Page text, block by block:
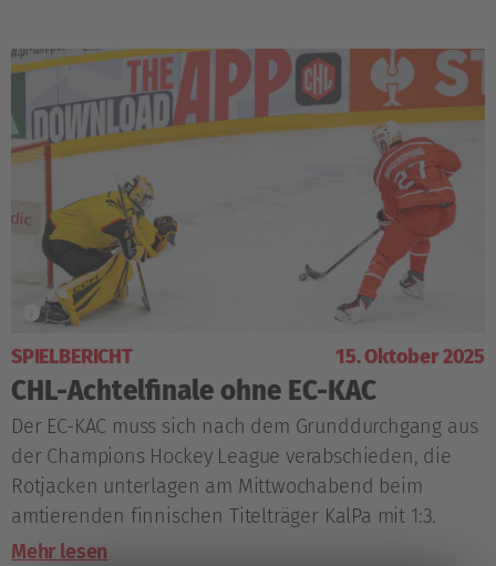
SPIELBERICHT 15. Oktober 2025
CHL-Achtelfinale ohne EC-KAC
Der EC-KAC muss sich nach dem Grunddurchgang aus
der Champions Hockey League verabschieden, die
Rotjacken unterlagen am Mittwochabend beim
amtierenden finnischen Titelträger KalPa mit 1:3.
Mehr lesen